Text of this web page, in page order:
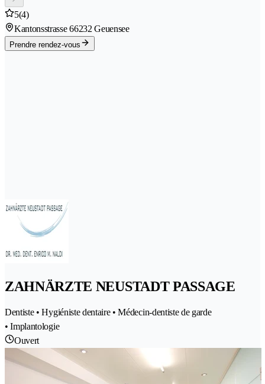
5(4)
Kantonsstrasse 66232 Geuensee
Prendre rendez-vous
ZAHNÄRZTE NEUSTADT PASSAGE
Dentiste • Hygiéniste dentaire • Médecin-dentiste de garde
• Implantologie
Ouvert